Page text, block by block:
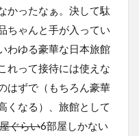
かったなぁ。決して駄
ちゃんと手が入ってい
わゆる豪華な日本旅館
れって接待には使えな
はずで（もちろん豪華
くなる）、旅館として
ぐらい6部屋しかない